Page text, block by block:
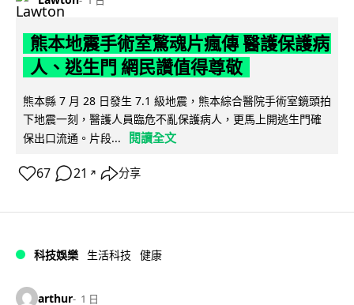
熊本地震手術室驚魂片瘋傳 醫護保護病
人、逃生門 網民讚值得尊敬
熊本縣 7 月 28 日發生 7.1 級地震，熊本綜合醫院手術室鏡頭拍
下地震一刻，醫護人員臨危不亂保護病人，更馬上開逃生門確
保出口流通。片段...
閱讀全文
67 21 ↗ 分享
科技娛樂 生活科技 健康
arthur 1 日